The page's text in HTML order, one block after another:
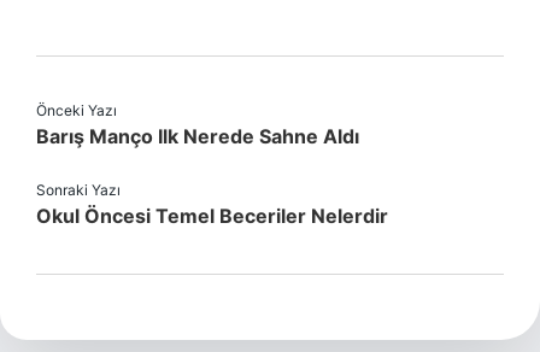
Önceki Yazı
Barış Manço Ilk Nerede Sahne Aldı
Sonraki Yazı
Okul Öncesi Temel Beceriler Nelerdir